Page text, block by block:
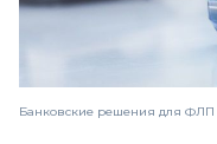
Банковские решения для ФЛП